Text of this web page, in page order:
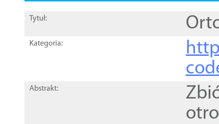
Tytuł:
Kategoria:
Abstrakt: